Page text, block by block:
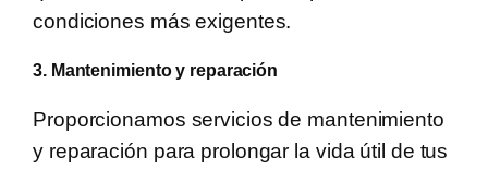
condiciones más exigentes.
3. Mantenimiento y reparación
Proporcionamos servicios de mantenimiento
y reparación para prolongar la vida útil de tus